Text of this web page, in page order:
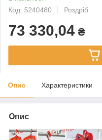
Код: 5240480
Роздріб
73 330,04 ₴
Опис Характеристики
Опис